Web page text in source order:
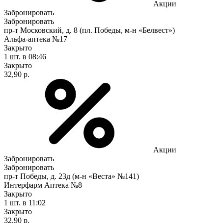
Акции
Забронировать
Забронировать
пр-т Московский, д. 8 (пл. Победы, м-н «Белвест»)
Альфа-аптека №17
Закрыто
1 шт. в 08:46
Закрыто
32,90 р.
Акции
Забронировать
Забронировать
пр-т Победы, д. 23д (м-н «Веста» №141)
Интерфарм Аптека №8
Закрыто
1 шт. в 11:02
Закрыто
32,90 р.